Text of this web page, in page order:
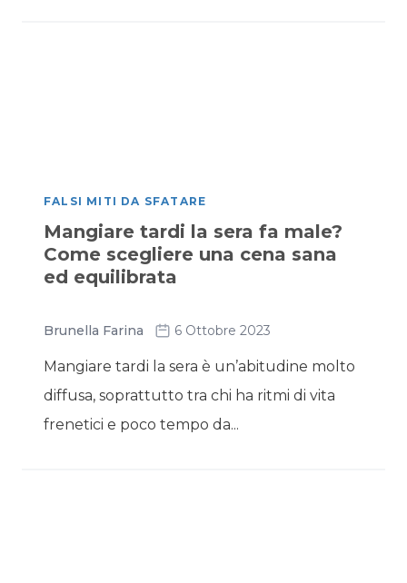
FALSI MITI DA SFATARE
Mangiare tardi la sera fa male?
Come scegliere una cena sana
ed equilibrata
Brunella Farina 6 Ottobre 2023
Mangiare tardi la sera è un’abitudine molto
diffusa, soprattutto tra chi ha ritmi di vita
frenetici e poco tempo da...